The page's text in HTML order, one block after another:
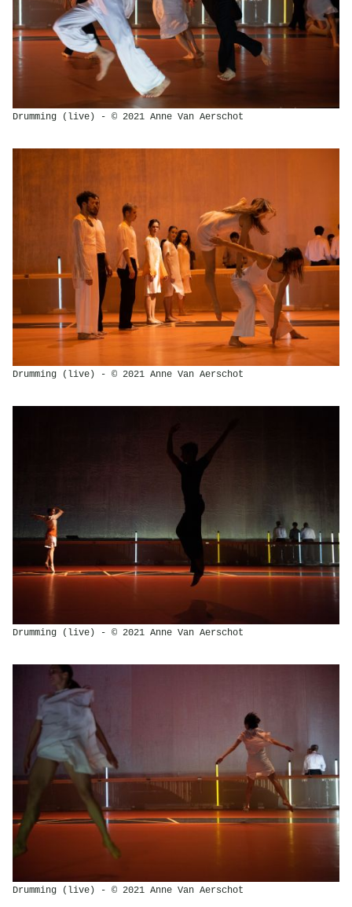
Drumming (live) - © 2021 Anne Van Aerschot
Drumming (live) - © 2021 Anne Van Aerschot
Drumming (live) - © 2021 Anne Van Aerschot
Drumming (live) - © 2021 Anne Van Aerschot